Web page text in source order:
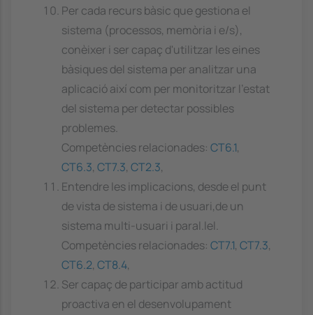
Per cada recurs bàsic que gestiona el
sistema (processos, memòria i e/s),
conèixer i ser capaç d'utilitzar les eines
bàsiques del sistema per analitzar una
aplicació així com per monitoritzar l'estat
del sistema per detectar possibles
problemes.
Competències relacionades: CT6.1,
CT6.3, CT7.3, CT2.3,
Entendre les implicacions, desde el punt
de vista de sistema i de usuari,de un
sistema multi-usuari i paral.lel.
Competències relacionades: CT7.1, CT7.3,
CT6.2, CT8.4,
Ser capaç de participar amb actitud
proactiva en el desenvolupament